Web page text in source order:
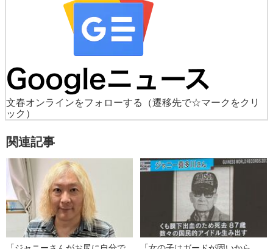
文春オンラインをフォローする
（遷移先で☆マークをクリ
ック）
関連記事